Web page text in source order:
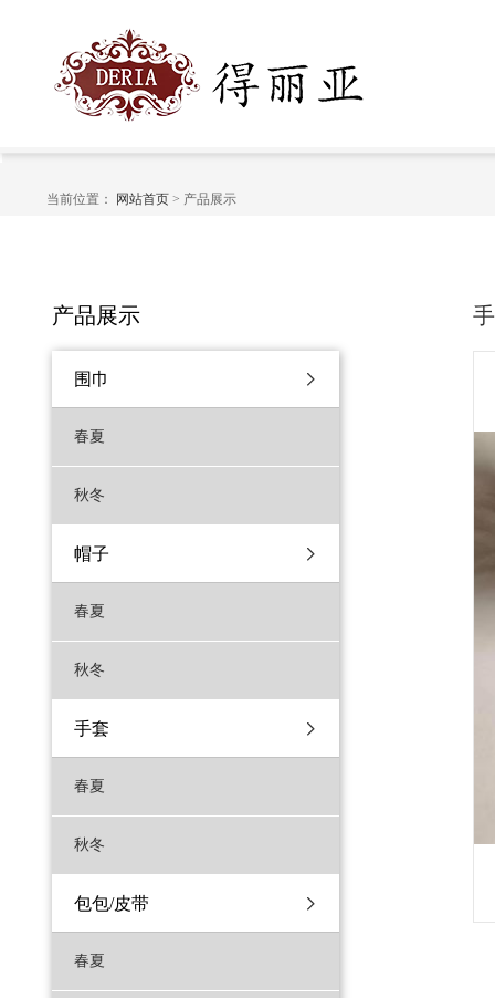
当前位置： 网站首页 > 产品展示
产品展示
围巾
春夏
秋冬
帽子
春夏
秋冬
手套
春夏
秋冬
包包/皮带
春夏